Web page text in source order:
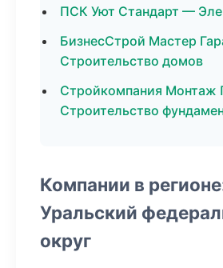
ПСК Уют Стандарт —
БизнесСтрой Мастер
Строительство домов
Стройкомпания
Строительство
Компании в
Уральский
округ